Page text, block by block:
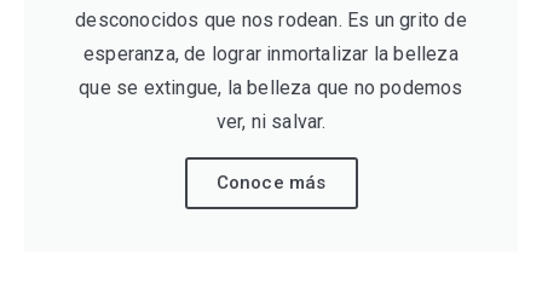
desconocidos que nos rodean. Es un grito de
esperanza, de lograr inmortalizar la belleza
que se extingue, la belleza que no podemos
ver, ni salvar.
Conoce más